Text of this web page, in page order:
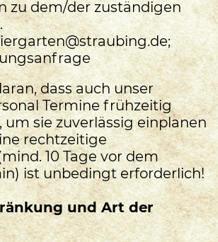
zu dem/der zuständigen
dass auch unser
Termine frühzeitig
um sie zuverlässig einplanen
rechtzeitige
10 Tage vor dem
ist unbedingt erforderlich!
und Art der